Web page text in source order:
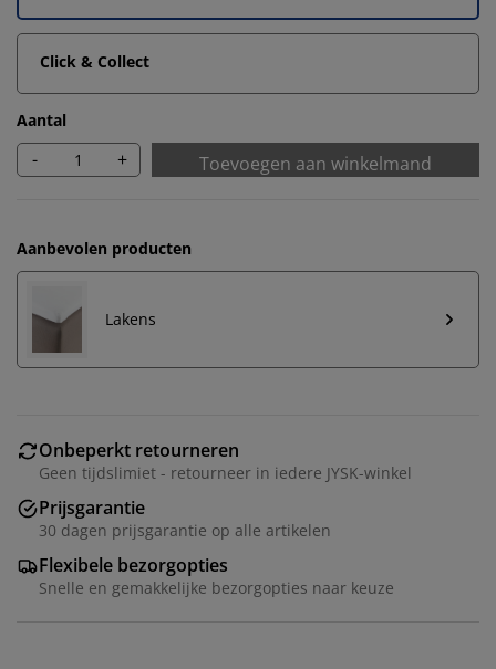
Click & Collect
Aantal
- + Toevoegen aan winkelmand
Aanbevolen producten
Lakens
Onbeperkt retourneren
Geen tijdslimiet - retourneer in iedere JYSK-winkel
Prijsgarantie
30 dagen prijsgarantie op alle artikelen
Flexibele bezorgopties
Snelle en gemakkelijke bezorgopties naar keuze